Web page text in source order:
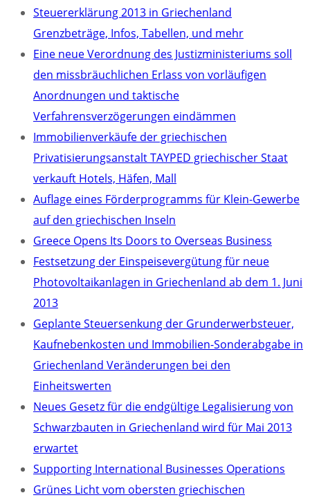
Steuererklärung 2013 in Griechenland
Grenzbeträge, Infos, Tabellen, und mehr
Eine neue Verordnung des Justizministeriums soll
den missbräuchlichen Erlass von vorläufigen
Anordnungen und taktische
Verfahrensverzögerungen eindämmen
Immobilienverkäufe der griechischen
Privatisierungsanstalt TAYPED griechischer Staat
verkauft Hotels, Häfen, Mall
Auflage eines Förderprogramms für Klein-Gewerbe
auf den griechischen Inseln
Greece Opens Its Doors to Overseas Business
Festsetzung der Einspeisevergütung für neue
Photovoltaikanlagen in Griechenland ab dem 1. Juni
2013
Geplante Steuersenkung der Grunderwerbsteuer,
Kaufnebenkosten und Immobilien-Sonderabgabe in
Griechenland Veränderungen bei den
Einheitswerten
Neues Gesetz für die endgültige Legalisierung von
Schwarzbauten in Griechenland wird für Mai 2013
erwartet
Supporting International Businesses Operations
Grünes Licht vom obersten griechischen